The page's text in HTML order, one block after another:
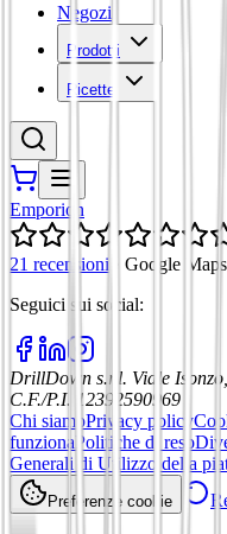
Negozi
Prodotti
Ricette
Emporion
21 recensioni
Google Maps
Seguici sui social:
DrillDown s.r.l. Viale
C.F./P.I. 12392590969
Chi siamoPrivacy policy
funziona Politiche di reso
Generali di Utilizzo della
Preferenze cookie